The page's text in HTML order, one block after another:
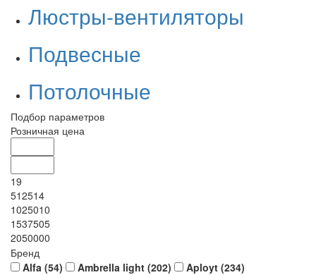
Люстры-вентиляторы
Подвесные
Потолочные
Подбор параметров
Розничная цена
19
512514
1025010
1537505
2050000
Бренд
Alfa (54) Ambrella light (202) Aployt (234)